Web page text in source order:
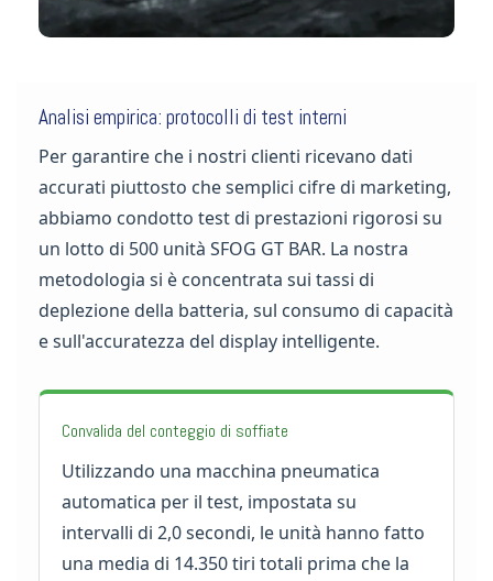
Analisi empirica: protocolli di test interni
Per garantire che i nostri clienti ricevano dati
accurati piuttosto che semplici cifre di marketing,
abbiamo condotto test di prestazioni rigorosi su
un lotto di 500 unità SFOG GT BAR. La nostra
metodologia si è concentrata sui tassi di
deplezione della batteria, sul consumo di capacità
e sull'accuratezza del display intelligente.
Convalida del conteggio di soffiate
Utilizzando una macchina pneumatica
automatica per il test, impostata su
intervalli di 2,0 secondi, le unità hanno fatto
una media di 14.350 tiri totali prima che la